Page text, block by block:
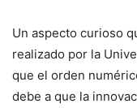
Un aspecto curioso
realizado por la
que el orden
debe a que la